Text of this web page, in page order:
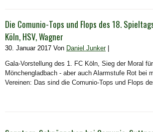
Die Comunio-Tops und Flops des 18.
Köln, HSV, Wagner
30. Januar 2017 Von Daniel Junker|
Gala-Vorstellung des 1. FC Köln, Sieg der Moral
Mönchengladbach - aber auch Alarmstufe Rot bei
Vereinen: Das sind die Comunio-Tops und Flops